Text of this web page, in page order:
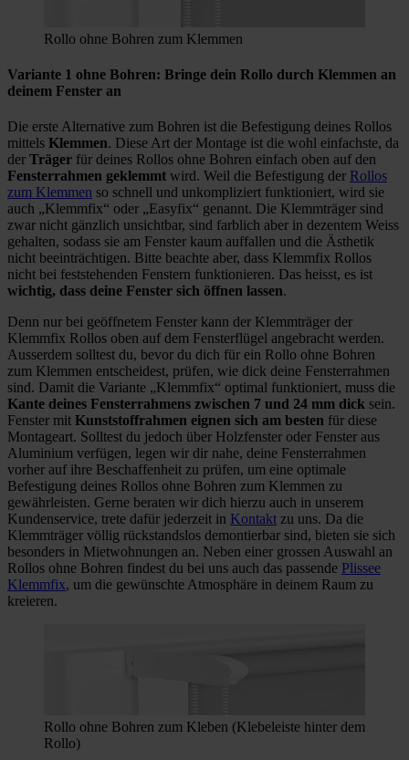
Rollo ohne Bohren zum Klemmen
Variante 1 ohne Bohren: Bringe dein Rollo durch Klemmen an
deinem Fenster an
Die erste Alternative zum Bohren ist die Befestigung deines Rollos
mittels Klemmen. Diese Art der Montage ist die wohl einfachste, da
der Träger für deines Rollos ohne Bohren einfach oben auf den
Fensterrahmen geklemmt wird. Weil die Befestigung der Rollos
zum Klemmen so schnell und unkompliziert funktioniert, wird sie
auch „Klemmfix“ oder „Easyfix“ genannt. Die Klemmträger sind
zwar nicht gänzlich unsichtbar, sind farblich aber in dezentem Weiss
gehalten, sodass sie am Fenster kaum auffallen und die Ästhetik
nicht beeinträchtigen. Bitte beachte aber, dass Klemmfix Rollos
nicht bei feststehenden Fenstern funktionieren. Das heisst, es ist
wichtig, dass deine Fenster sich öffnen lassen.
Denn nur bei geöffnetem Fenster kann der Klemmträger der
Klemmfix Rollos oben auf dem Fensterflügel angebracht werden.
Ausserdem solltest du, bevor du dich für ein Rollo ohne Bohren
zum Klemmen entscheidest, prüfen, wie dick deine Fensterrahmen
sind. Damit die Variante „Klemmfix“ optimal funktioniert, muss die
Kante deines Fensterrahmens zwischen 7 und 24 mm dick sein.
Fenster mit Kunststoffrahmen eignen sich am besten für diese
Montageart. Solltest du jedoch über Holzfenster oder Fenster aus
Aluminium verfügen, legen wir dir nahe, deine Fensterrahmen
vorher auf ihre Beschaffenheit zu prüfen, um eine optimale
Befestigung deines Rollos ohne Bohren zum Klemmen zu
gewährleisten. Gerne beraten wir dich hierzu auch in unserem
Kundenservice, trete dafür jederzeit in Kontakt zu uns. Da die
Klemmträger völlig rückstandslos demontierbar sind, bieten sie sich
besonders in Mietwohnungen an. Neben einer grossen Auswahl an
Rollos ohne Bohren findest du bei uns auch das passende Plissee
Klemmfix, um die gewünschte Atmosphäre in deinem Raum zu
kreieren.
Rollo ohne Bohren zum Kleben (Klebeleiste hinter dem
Rollo)